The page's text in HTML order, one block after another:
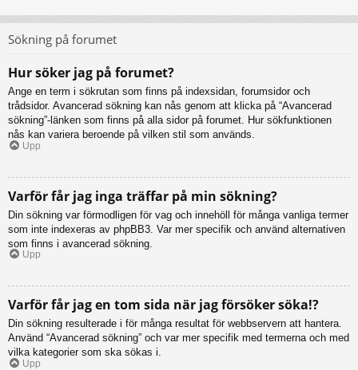
Sökning på forumet
Hur söker jag på forumet?
Ange en term i sökrutan som finns på indexsidan, forumsidor och
trådsidor. Avancerad sökning kan nås genom att klicka på “Avancerad
sökning”-länken som finns på alla sidor på forumet. Hur sökfunktionen
nås kan variera beroende på vilken stil som används.
Upp
Varför får jag inga träffar på min sökning?
Din sökning var förmodligen för vag och innehöll för många vanliga termer
som inte indexeras av phpBB3. Var mer specifik och använd alternativen
som finns i avancerad sökning.
Upp
Varför får jag en tom sida när jag försöker söka!?
Din sökning resulterade i för många resultat för webbservern att hantera.
Använd “Avancerad sökning” och var mer specifik med termerna och med
vilka kategorier som ska sökas i.
Upp